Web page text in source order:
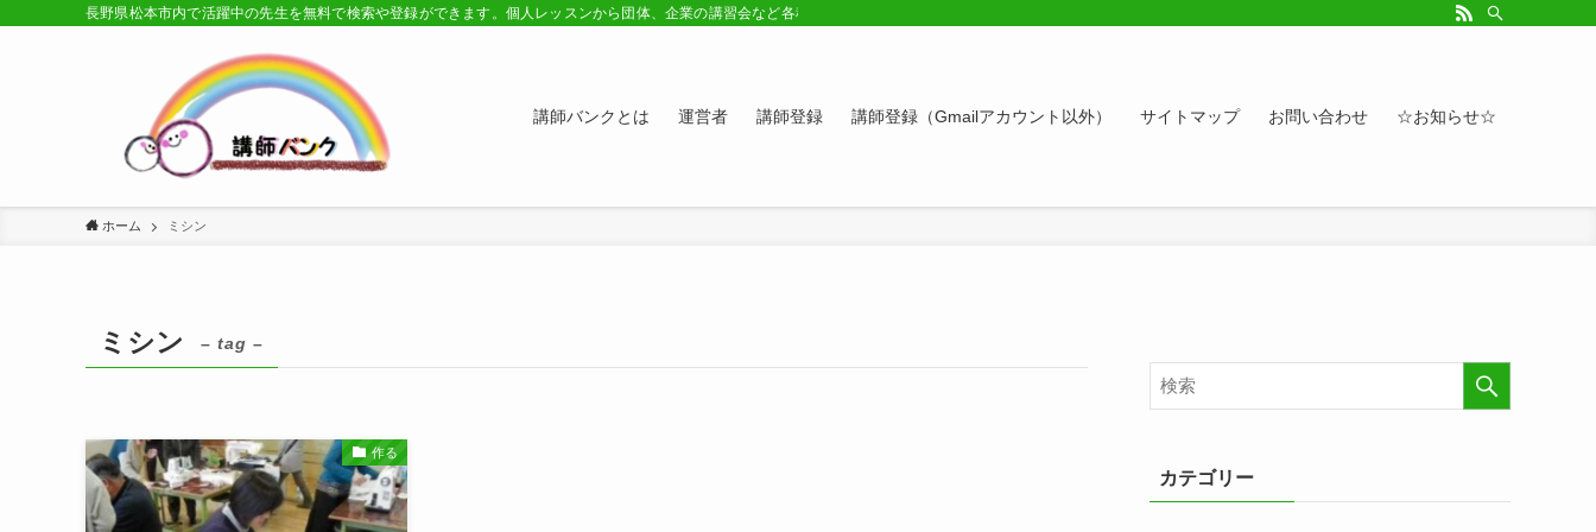
長野県松本市内で活躍中の先生を無料で検索や登録ができます。個人レッスンから団体、企業の講習会など各種講師の紹介ページ。学びたい方、スキルアップしたい方、お悩み相談など。カレンダーへのイベント情報や講座登録もど
講師バンクとは 運営者 講師登録 講師登録（Gmailアカウント以外） サイトマップ お問い合わせ ☆お知らせ☆
ホーム ミシン
ミシン – tag –
作る
カテゴリー